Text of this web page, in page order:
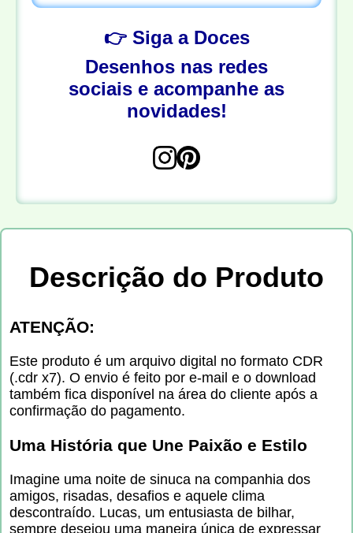
👉 Siga a Doces
Desenhos nas redes
sociais e acompanhe as
novidades!
Descrição do Produto
ATENÇÃO:
Este produto é um arquivo digital no formato CDR
(.cdr x7). O envio é feito por e-mail e o download
também fica disponível na área do cliente após a
confirmação do pagamento.
Uma História que Une Paixão e Estilo
Imagine uma noite de sinuca na companhia dos
amigos, risadas, desafios e aquele clima
descontraído. Lucas, um entusiasta de bilhar,
sempre desejou uma maneira única de expressar